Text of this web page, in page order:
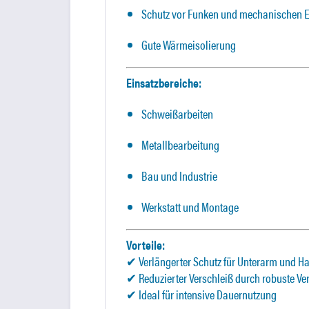
Schutz vor Funken und mechanischen
Gute Wärmeisolierung
Einsatzbereiche:
Schweißarbeiten
Metallbearbeitung
Bau und Industrie
Werkstatt und Montage
Vorteile:
✔ Verlängerter Schutz für Unterarm und
✔ Reduzierter Verschleiß durch robuste
✔ Ideal für intensive Dauernutzung